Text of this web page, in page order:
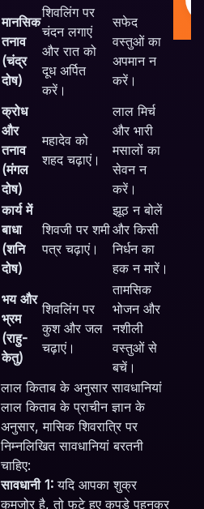
मानसिक
तनाव
(चंद्र
दोष)
शिवलिंग पर
चंदन लगाएं
और रात को
दूध अर्पित
करें।
सफेद
वस्तुओं का
अपमान न
करें।
क्रोध
और
तनाव
(मंगल
दोष)
महादेव को
शहद चढ़ाएं।
लाल मिर्च
और भारी
मसालों का
सेवन न
करें।
कार्य में
बाधा
(शनि
दोष)
शिवजी पर शमी
पत्र चढ़ाएं।
झूठ न बोलें
और किसी
निर्धन का
हक न मारें।
भय और
भ्रम
(राहु-
केतु)
शिवलिंग पर
कुश और जल
चढ़ाएं।
तामसिक
भोजन और
नशीली
वस्तुओं से
बचें।
लाल किताब के अनुसार सावधानियां
लाल किताब के प्राचीन ज्ञान के
अनुसार, मासिक शिवरात्रि पर
निम्नलिखित सावधानियां बरतनी
चाहिए:
सावधानी 1: यदि आपका शुक्र
कमजोर है, तो फटे हुए कपड़े पहनकर